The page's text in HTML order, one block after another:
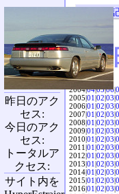
«前の日
SVX
2004|04|05|06|
2005|01|02|03|
2006|01|02|03|
2007|01|02|03|
2008|01|02|03|
2009|01|02|03|
2010|01|02|03|
2011|01|02|03|
2012|01|02|03|
2013|01|02|03|
2014|01|02|03|
2015|01|02|03|
2016|01|02|03|
昨日のアク
セス:
今日のアク
セス:
トータルア
クセス:
サイト内を